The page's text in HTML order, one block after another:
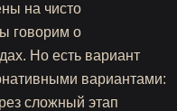
на чисто
говорим о
Но есть вариант
вариантами:
сложный этап